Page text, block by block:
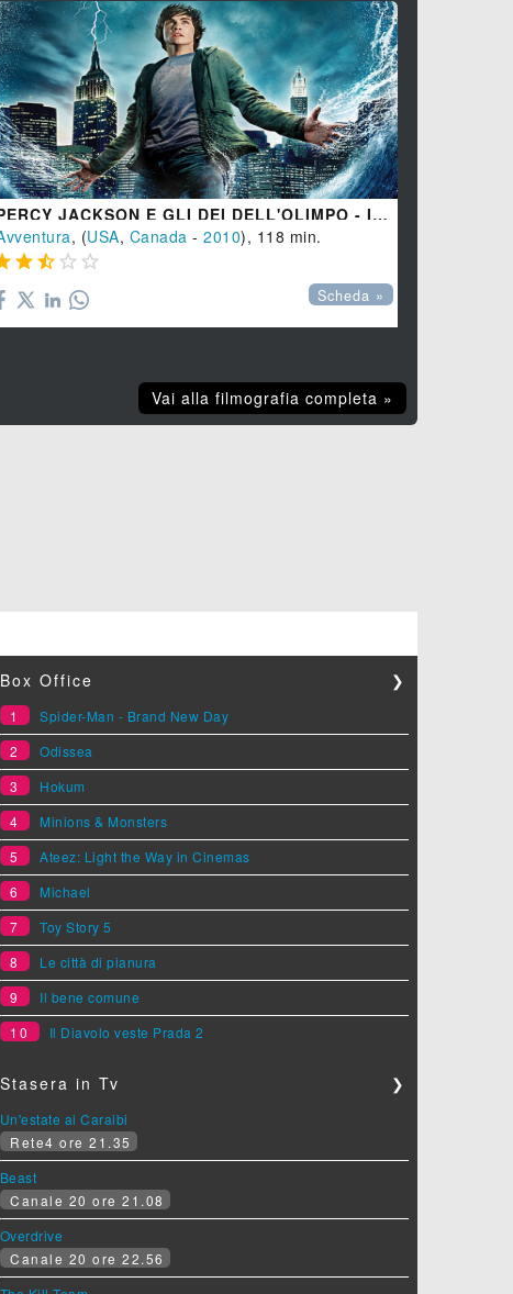
PERCY JACKSON E GLI DEI DELL'OLIMPO - IL LADRO DI FULMINI
, (USA, Canada - 2010), 118 min.
   
Scheda »
Vai alla filmografia completa »
Box Office ❯
1
Spider-Man - Brand New Day
2
Odissea
3
Hokum
4
Minions & Monsters
5
Ateez: Light the Way in Cinemas
6
Michael
7
Toy Story 5
8
Le città di pianura
9
Il bene comune
10
Il Diavolo veste Prada 2
Stasera in Tv ❯
Un'estate ai Caraibi
Rete4 ore 21.35
Beast
Canale 20 ore 21.08
Overdrive
Canale 20 ore 22.56